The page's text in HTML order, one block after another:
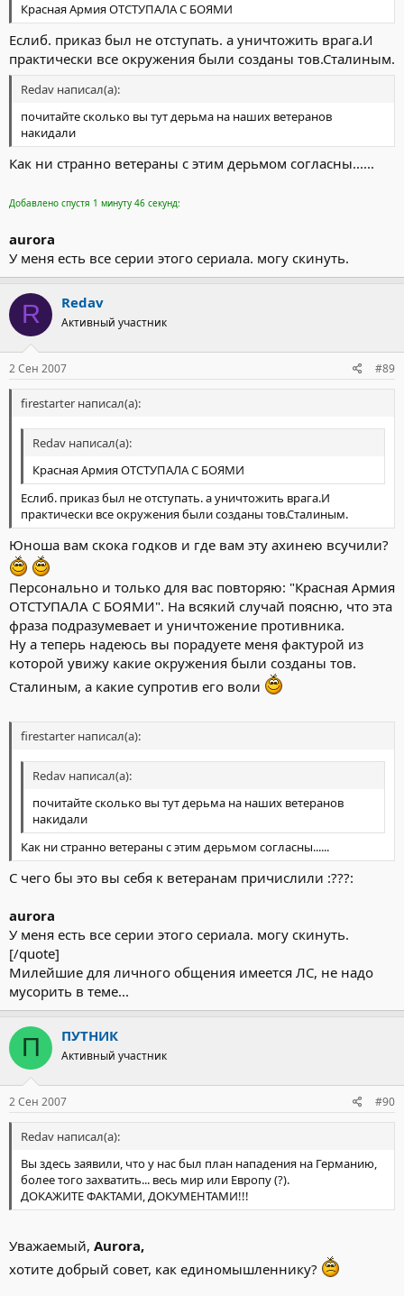
Красная Армия ОТСТУПАЛА С БОЯМИ
Еслиб. приказ был не отступать. а уничтожить врага.И
практически все окружения были созданы тов.Сталиным.
Redav написал(а):
почитайте сколько вы тут дерьма на наших ветеранов
накидали
Как ни странно ветераны с этим дерьмом согласны......
Добавлено спустя 1 минуту 46 секунд:
aurora
У меня есть все серии этого сериала. могу скинуть.
R Redav
Активный участник
2 Сен 2007 #89
firestarter написал(а):
Redav написал(а):
Красная Армия ОТСТУПАЛА С БОЯМИ
Еслиб. приказ был не отступать. а уничтожить врага.И
практически все окружения были созданы тов.Сталиным.
Юноша вам скока годков и где вам эту ахинею всучили?
Персонально и только для вас повторяю: "Красная Армия
ОТСТУПАЛА С БОЯМИ". На всякий случай поясню, что эта
фраза подразумевает и уничтожение противника.
Ну а теперь надеюсь вы порадуете меня фактурой из
которой увижу какие окружения были созданы тов.
Сталиным, а какие супротив его воли
firestarter написал(а):
Redav написал(а):
почитайте сколько вы тут дерьма на наших ветеранов
накидали
Как ни странно ветераны с этим дерьмом согласны......
С чего бы это вы себя к ветеранам причислили :???:
aurora
У меня есть все серии этого сериала. могу скинуть.
[/quote]
Милейшие для личного общения имеется ЛС, не надо
мусорить в теме...
П ПУТНИК
Активный участник
2 Сен 2007 #90
Redav написал(а):
Вы здесь заявили, что у нас был план нападения на Германию,
более того захватить... весь мир или Европу (?).
ДОКАЖИТЕ ФАКТАМИ, ДОКУМЕНТАМИ!!!
Уважаемый, Aurora,
хотите добрый совет, как единомышленнику?